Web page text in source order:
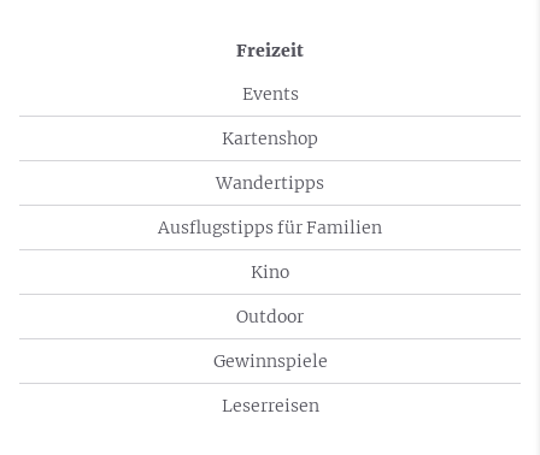
Freizeit
Events
Kartenshop
Wandertipps
Ausflugstipps für Familien
Kino
Outdoor
Gewinnspiele
Leserreisen